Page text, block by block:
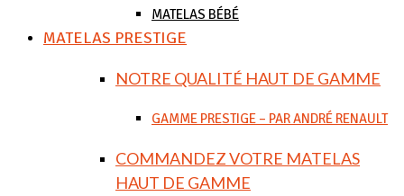
MATELAS BÉBÉ
MATELAS PRESTIGE
NOTRE QUALITÉ HAUT DE GAMME
GAMME PRESTIGE – PAR ANDRÉ RENAULT
COMMANDEZ VOTRE MATELAS
HAUT DE GAMME